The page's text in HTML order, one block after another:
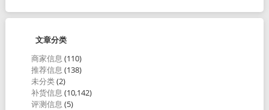
文章分类
商家信息 (110)
推荐信息 (138)
未分类(2)
补货信息 (10,142)
评测信息 (5)